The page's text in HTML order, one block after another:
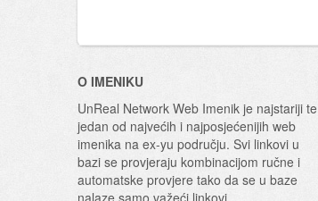
O IMENIKU
UnReal Network Web Imenik je najstariji te
jedan od najvećih i najposjećenijih web
imenika na ex-yu području. Svi linkovi u
bazi se provjeraju kombinacijom ručne i
automatske provjere tako da se u baze
nalaze samo važeći linkovi.